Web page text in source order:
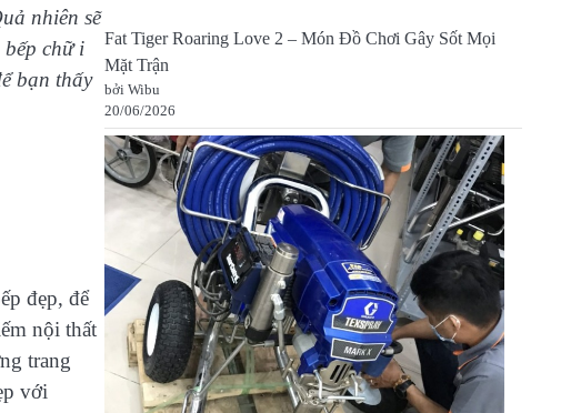
nhiên sẽ
chữ i
bạn thấy
đẹp, để
nội thất
trang
với
Fat Tiger Roaring Love 2 – Món Đồ Chơi Gây Sốt Mọi
Mặt Trận
bởi Wibu
20/06/2026